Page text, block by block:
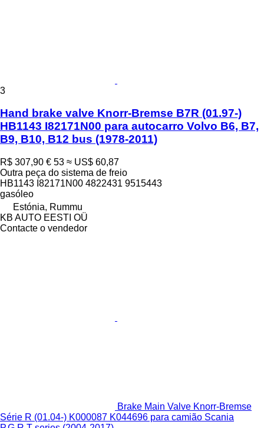
3
Hand brake valve Knorr-Bremse B7R (01.97-)
HB1143 I82171N00 para autocarro Volvo B6, B7,
B9, B10, B12 bus (1978-2011)
R$ 307,90 € 53 ≈ US$ 60,87
Outra peça do sistema de freio
HB1143 I82171N00 4822431 9515443
gasóleo
Estónia, Rummu
KB AUTO EESTI OÜ
Contacte o vendedor
Brake Main Valve Knorr-Bremse
Série R (01.04-) K000087 K044696 para camião Scania